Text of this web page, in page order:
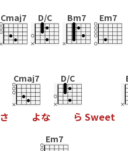
Cmaj7 D/C Bm7 Em7
さ
Cmaj7
よな
D/C
ら Sweet
Em7